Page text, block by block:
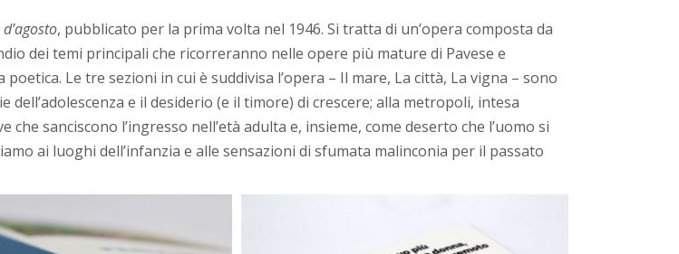
, pubblicato per la prima volta nel 1946. Si tratta di un’opera composta da
dei temi principali che ricorreranno nelle opere più mature di Pavese e
Le tre sezioni in cui è suddivisa l’opera – Il mare, La città, La vigna – sono
e il desiderio (e il timore) di crescere; alla metropoli, intesa
sanciscono l’ingresso nell’età adulta e, insieme, come deserto che l’uomo si
ai luoghi dell’infanzia e alle sensazioni di sfumata malinconia per il passato